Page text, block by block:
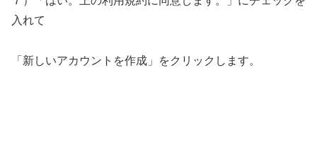
入れて
「新しいアカウントを作成」をクリックします。